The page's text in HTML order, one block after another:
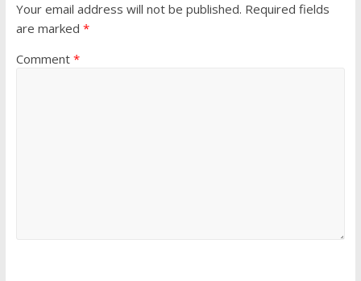
Your email address will not be published. Required fields
are marked *
Comment *